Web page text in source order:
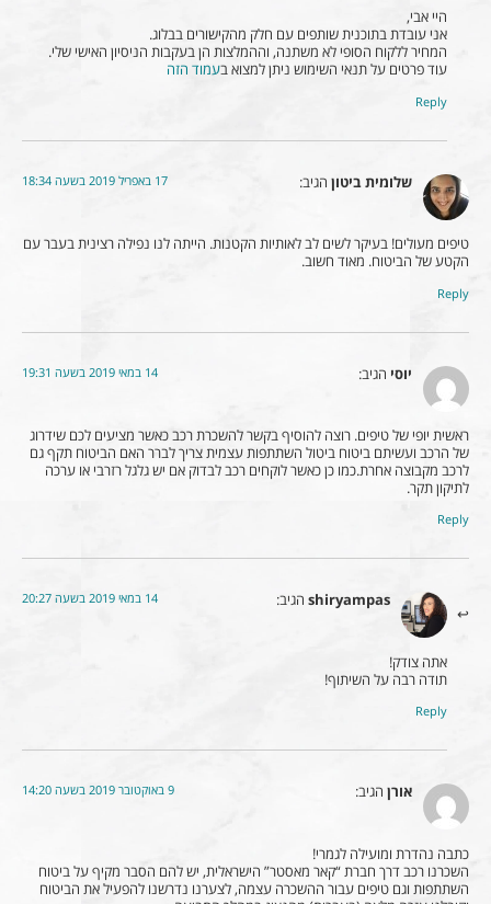
היי אבי,
אני עובדת בתוכנית שותפים עם חלק מהקישורים בבלוג.
המחיר ללקוח הסופי לא משתנה, וההמלצות הן בעקבות הניסיון האישי שלי.
עוד פרטים על תנאי השימוש ניתן למצוא בעמוד הזה
Reply
שלומית ביטון הגיב: 17 באפריל 2019 בשעה 18:34
טיפים מעולים! בעיקר לשים לב לאותיות הקטנות. הייתה לנו נפילה רצינית בעבר עם
הקטע של הביטוח. מאוד חשוב.
Reply
יוסי הגיב: 14 במאי 2019 בשעה 19:31
ראשית יופי של טיפים. רוצה להוסיף בקשר להשכרת רכב כאשר מציעים לכם שידרוג
של הרכב ועשיתם ביטוח ביטול השתתפות עצמית צריך לברר האם הביטוח תקף גם
לרכב מקבוצה אחרת.כמו כן כאשר לוקחים רכב לבדוק אם יש גלגל רזרבי או ערכה
לתיקון תקר.
Reply
shiryampas הגיב: 14 במאי 2019 בשעה 20:27
אתה צודק!
תודה רבה על השיתוף!
Reply
אורן הגיב: 9 באוקטובר 2019 בשעה 14:20
כתבה נהדרת ומועילה לגמרי!
השכרנו רכב דרך חברת “קאר מאסטר” הישראלית, יש להם הסבר מקיף על ביטוח
השתתפות וגם טיפים עבור ההשכרה עצמה, לצערנו נדרשנו להפעיל את הביטוח